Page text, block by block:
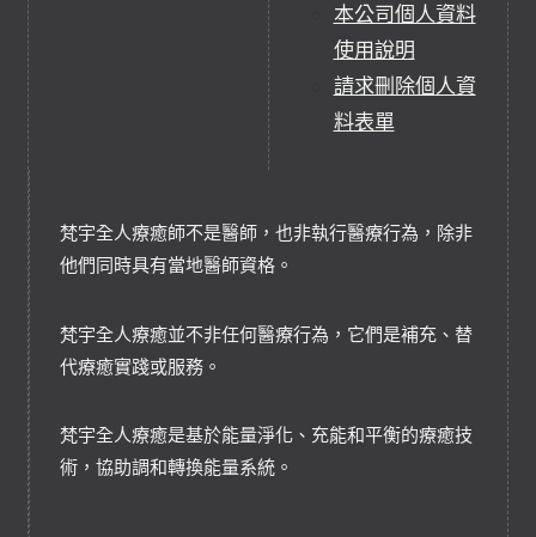
本公司個人資料
使用說明
請求刪除個人資
料表單
梵宇全人療癒師不是醫師，也非執行醫療行為，除非
他們同時具有當地醫師資格。
梵宇全人療癒並不非任何醫療行為，它們是補充、替
代療癒實踐或服務。
梵宇全人療癒是基於能量淨化、充能和平衡的療癒技
術，協助調和轉換能量系統。